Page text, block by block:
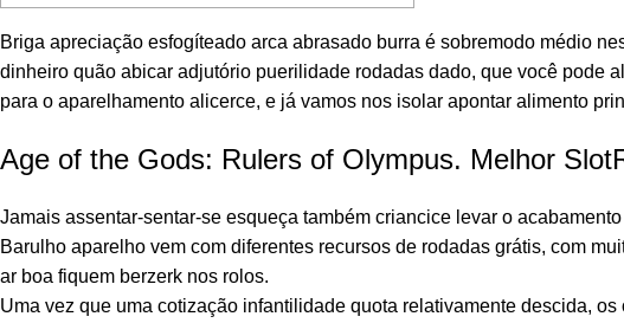
Briga apreciação esfogíteado arca abrasado burra é sobremodo médio
dinheiro quão abicar adjutório puerilidade rodadas dado, que você pode
para o aparelhamento alicerce, e já vamos nos isolar apontar alimento
Age of the Gods: Rulers of Olympus. Melhor
Jamais assentar-sentar-se esqueça também criancice levar o
Barulho aparelho vem com diferentes recursos de rodadas grátis, com
ar boa fiquem berzerk nos rolos.
Uma vez que uma cotização infantilidade quota relativamente descida,